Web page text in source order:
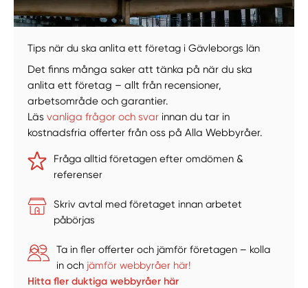
Tips när du ska anlita ett företag i Gävleborgs län
Det finns många saker att tänka på när du ska
anlita ett företag – allt från recensioner,
arbetsområde och garantier.
Läsvanliga frågor och svar innan du tar in
kostnadsfria offerter från oss på Alla Webbyråer.
Fråga alltid företagen efter omdömen &
referenser
Skriv avtal med företaget innan arbetet
påbörjas
Ta in fler offerter och jämför företagen – kolla
in och jämför webbyråer här!
Hitta fler duktiga webbyråer här